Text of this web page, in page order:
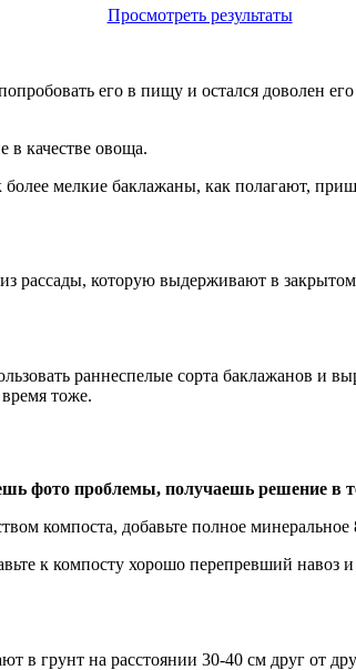
Просмотреть результаты
его в пищу и остался доволен
в качестве овоща.
мелкие баклажаны, как полагают,
рассады, которую выдерживают в
раннеспелые сорта баклажанов и
тоже.
фото проблемы, получаешь решение в
компоста, добавьте полное
к компосту хорошо перепревший навоз
в грунт на расстоянии 30-40 см друг от